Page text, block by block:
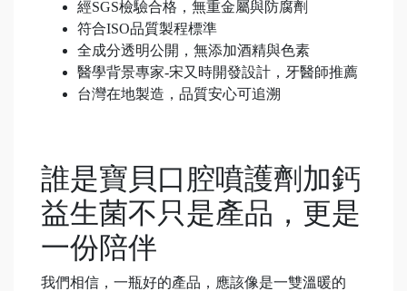
經SGS檢驗合格，無重金屬與防腐劑
符合ISO品質製程標準
全成分透明公開，無添加酒精與色素
醫學背景專家-宋又時開發設計，牙醫師推薦
台灣在地製造，品質安心可追溯
誰是寶貝口腔噴護劑加鈣
益生菌不只是產品，更是
一份陪伴
我們相信，一瓶好的產品，應該像是一雙溫暖的